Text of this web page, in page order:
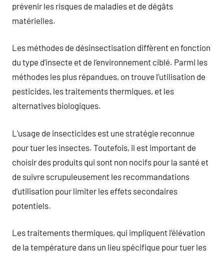
prévenir les risques de maladies et de dégâts
matérielles.
Les méthodes de désinsectisation diffèrent en fonction
du type d’insecte et de l’environnement ciblé. Parmi les
méthodes les plus répandues, on trouve l’utilisation de
pesticides, les traitements thermiques, et les
alternatives biologiques.
L’usage de insecticides est une stratégie reconnue
pour tuer les insectes. Toutefois, il est important de
choisir des produits qui sont non nocifs pour la santé et
de suivre scrupuleusement les recommandations
d’utilisation pour limiter les effets secondaires
potentiels.
Les traitements thermiques, qui impliquent l’élévation
de la température dans un lieu spécifique pour tuer les